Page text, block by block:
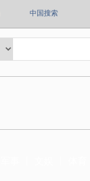
中国搜索